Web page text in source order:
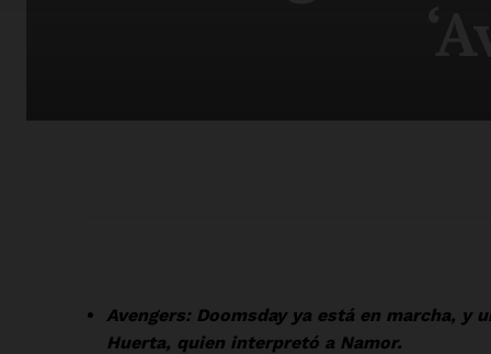
Avengers: Doomsday ya está en marcha, y
Huerta, quien interpretó a Namor.